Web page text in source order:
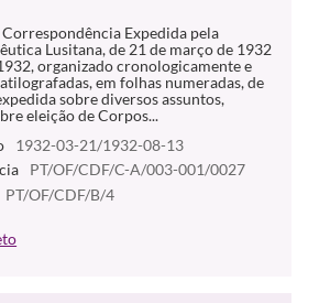
Expedida pela
Lusitana, de 21 de março de 1932
organizado cronologicamente e
em folhas numeradas, de
sobre diversos assuntos,
eleição de Corpos...
1932-03-21/1932-08-13
PT/OF/CDF/C-A/003-001/0027
PT/OF/CDF/B/4